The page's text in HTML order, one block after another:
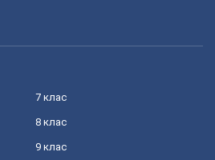
7 клас
8 клас
9 клас